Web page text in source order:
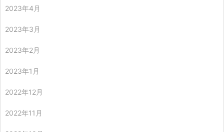
2023年4月
2023年3月
2023年2月
2023年1月
2022年12月
2022年11月